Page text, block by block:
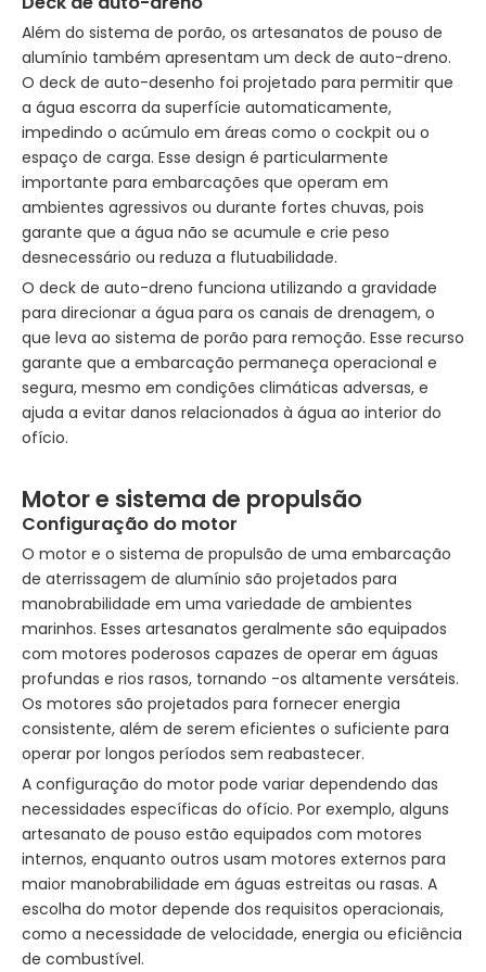
Além do sistema de porão, os artesanatos de pouso de
alumínio também apresentam um deck de auto-dreno.
O deck de auto-desenho foi projetado para permitir que
a água escorra da superfície automaticamente,
impedindo o acúmulo em áreas como o cockpit ou o
espaço de carga. Esse design é particularmente
importante para embarcações que operam em
ambientes agressivos ou durante fortes chuvas, pois
garante que a água não se acumule e crie peso
desnecessário ou reduza a flutuabilidade.
O deck de auto-dreno funciona utilizando a gravidade
para direcionar a água para os canais de drenagem, o
que leva ao sistema de porão para remoção. Esse recurso
garante que a embarcação permaneça operacional e
segura, mesmo em condições climáticas adversas, e
ajuda a evitar danos relacionados à água ao interior do
ofício.
Motor e sistema de propulsão
Configuração do motor
O motor e o sistema de propulsão de uma embarcação
de aterrissagem de alumínio são projetados para
manobrabilidade em uma variedade de ambientes
marinhos. Esses artesanatos geralmente são equipados
com motores poderosos capazes de operar em águas
profundas e rios rasos, tornando -os altamente versáteis.
Os motores são projetados para fornecer energia
consistente, além de serem eficientes o suficiente para
operar por longos períodos sem reabastecer.
A configuração do motor pode variar dependendo das
necessidades específicas do ofício. Por exemplo, alguns
artesanato de pouso estão equipados com motores
internos, enquanto outros usam motores externos para
maior manobrabilidade em águas estreitas ou rasas. A
escolha do motor depende dos requisitos operacionais,
como a necessidade de velocidade, energia ou eficiência
de combustível.